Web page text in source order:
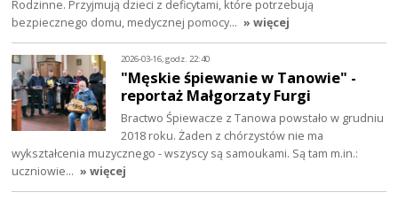
Rodzinne. Przyjmują dzieci z deficytami, które potrzebują
bezpiecznego domu, medycznej pomocy… » więcej
2026-03-16, godz. 22:40
"Męskie śpiewanie w Tanowie" -
reportaż Małgorzaty Furgi
Bractwo Śpiewacze z Tanowa powstało w grudniu
2018 roku. Żaden z chórzystów nie ma
wykształcenia muzycznego - wszyscy są samoukami. Są tam m.in.:
uczniowie… » więcej